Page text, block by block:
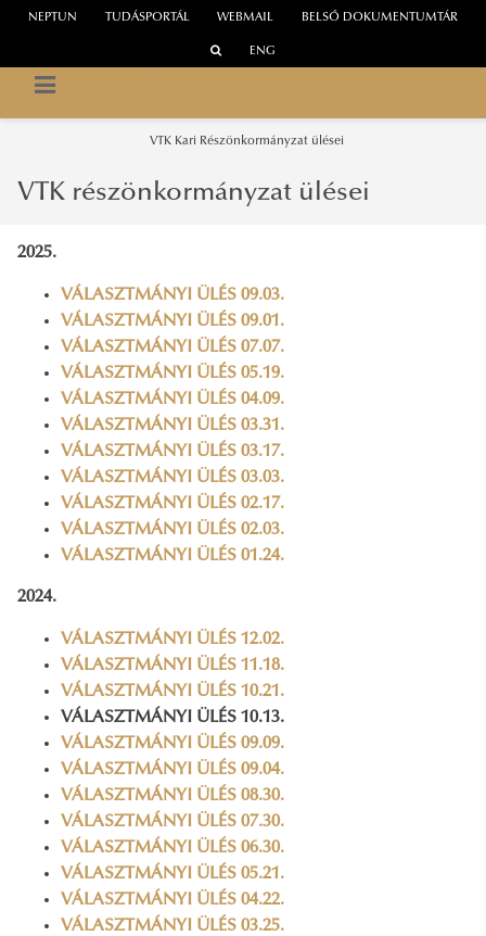
WEBMAIL
NEPTUN TUDÁSPORTÁL BELSŐ DOKUMENTUMTÁR
ENG
VTK Kari Részönkormányzat ülései
VTK részönkormányzat ülései
2025.
VÁLASZTMÁNYI ÜLÉS 09.03.
VÁLASZTMÁNYI ÜLÉS 09.01.
VÁLASZTMÁNYI ÜLÉS 07.07.
VÁLASZTMÁNYI ÜLÉS 05.19.
VÁLASZTMÁNYI ÜLÉS 04.09.
VÁLASZTMÁNYI ÜLÉS 03.31.
VÁLASZTMÁNYI ÜLÉS 03.17.
VÁLASZTMÁNYI ÜLÉS 03.03.
VÁLASZTMÁNYI ÜLÉS 02.17.
VÁLASZTMÁNYI ÜLÉS 02.03.
VÁLASZTMÁNYI ÜLÉS 01.24.
2024.
VÁLASZTMÁNYI ÜLÉS 12.02.
VÁLASZTMÁNYI ÜLÉS 11.18.
VÁLASZTMÁNYI ÜLÉS 10.21.
VÁLASZTMÁNYI ÜLÉS 10.13.
VÁLASZTMÁNYI ÜLÉS 09.09.
VÁLASZTMÁNYI ÜLÉS 09.04.
VÁLASZTMÁNYI ÜLÉS 08.30.
VÁLASZTMÁNYI ÜLÉS 07.30.
VÁLASZTMÁNYI ÜLÉS 06.30.
VÁLASZTMÁNYI ÜLÉS 05.21.
VÁLASZTMÁNYI ÜLÉS 04.22.
VÁLASZTMÁNYI ÜLÉS 03.25.